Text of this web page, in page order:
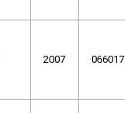
2007 066017